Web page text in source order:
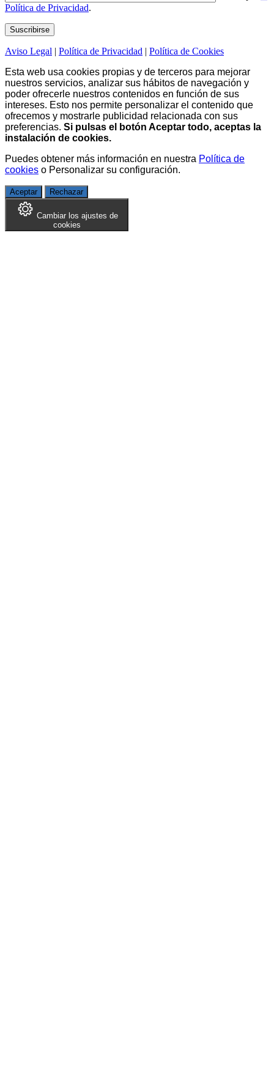
Política de Privacidad.
Aviso Legal | Política de Privacidad | Política de Cookies
Esta web usa cookies propias y de terceros para mejorar
nuestros servicios, analizar sus hábitos de navegación y
poder ofrecerle nuestros contenidos en función de sus
intereses. Esto nos permite personalizar el contenido que
ofrecemos y mostrarle publicidad relacionada con sus
preferencias. Si pulsas el botón Aceptar todo, aceptas la
instalación de cookies.
Puedes obtener más información en nuestra Política de
cookies o Personalizar su configuración.
Aceptar Rechazar
Cambiar los ajustes de
cookies